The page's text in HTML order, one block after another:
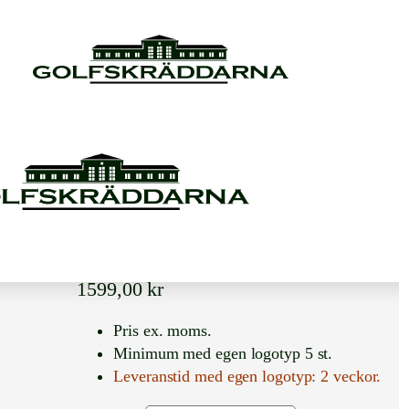
ABACUS
1599,00kr
Pris ex. moms.
Minimum med egen logotyp 5 st.
Leveranstid med egen logotyp: 2 veckor.